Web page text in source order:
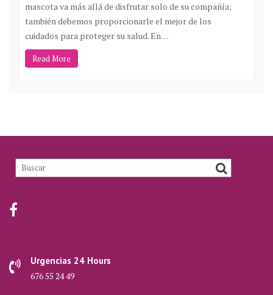
mascota va más allá de disfrutar solo de su compañía;
también debemos proporcionarle el mejor de los
cuidados para proteger su salud. En…
Read More
Urgencias 24 Hours
676 55 24 49